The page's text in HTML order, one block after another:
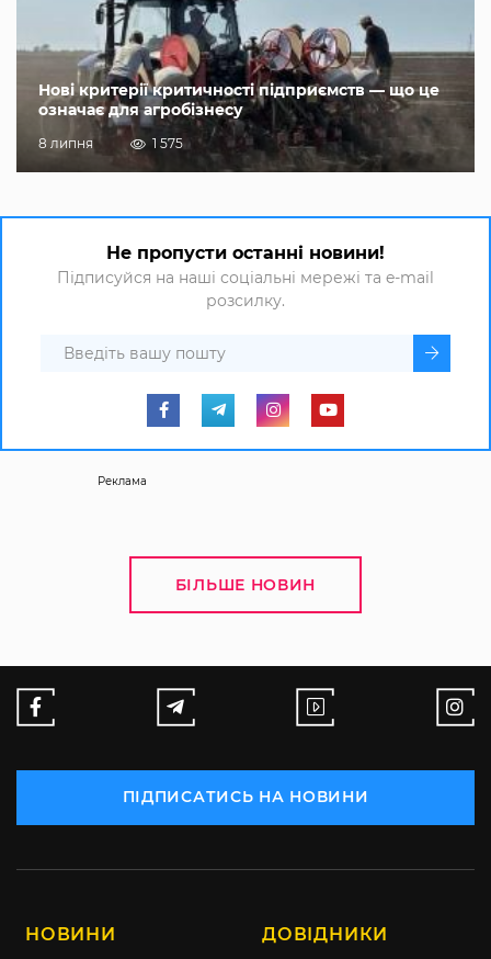
Нові критерії критичності підприємств — що це
означає для агробізнесу
8 липня 1 575
Не пропусти останні новини!
Підписуйся на наші соціальні мережі та e-mail
розсилку.
Реклама
БІЛЬШЕ НОВИН
ПІДПИСАТИСЬ НА НОВИНИ
НОВИНИ ДОВІДНИКИ